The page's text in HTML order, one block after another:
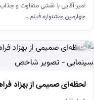
امیر آقایی با نقشی متفاوت و
چهارمین جشنواره فیلم…
اخبار
لحظه‌ای صمیمی از بهزاد